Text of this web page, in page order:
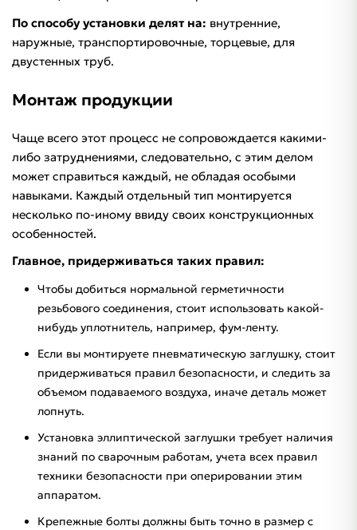
По способу установки делят на: внутренние,
наружные, транспортировочные, торцевые, для
двустенных труб.
Монтаж продукции
Чаще всего этот процесс не сопровождается какими-
либо затруднениями, следовательно, с этим делом
может справиться каждый, не обладая особыми
навыками. Каждый отдельный тип монтируется
несколько по-иному ввиду своих конструкционных
особенностей.
Главное, придерживаться таких правил:
Чтобы добиться нормальной герметичности
резьбового соединения, стоит использовать какой-
нибудь уплотнитель, например, фум-ленту.
Если вы монтируете пневматическую заглушку, стоит
придерживаться правил безопасности, и следить за
объемом подаваемого воздуха, иначе деталь может
лопнуть.
Установка эллиптической заглушки требует наличия
знаний по сварочным работам, учета всех правил
техники безопасности при оперировании этим
аппаратом.
Крепежные болты должны быть точно в размер с